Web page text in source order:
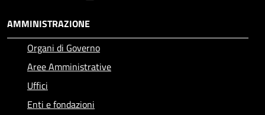
AMMINISTRAZIONE
Organi di Governo
Aree Amministrative
Uffici
Enti e fondazioni